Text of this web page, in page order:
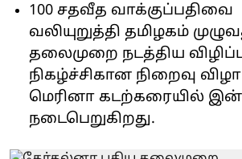
100 சதவீத வாக்குப்பதிவை
வலியுறுத்தி தமிழகம்
தலைமுறை நடத்திய
நிகழ்ச்சிகான நிறைவு
மெரினா கடற்கரையில்
நடைபெறுகிறது.